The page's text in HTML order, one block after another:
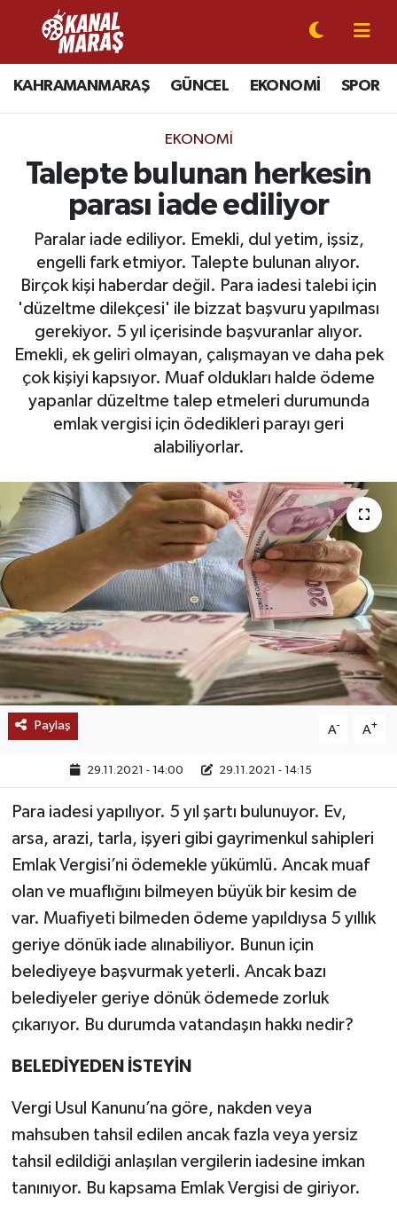
KAHRAMANMARAŞ GÜNCEL EKONOMİ SPOR
EKONOMI
Talepte bulunan herkesin
parası iade ediliyor
Paralar iade ediliyor. Emekli, dul yetim, işsiz,
engelli fark etmiyor. Talepte bulunan alıyor.
Birçok kişi haberdar değil. Para iadesi talebi için
'düzeltme dilekçesi' ile bizzat başvuru yapılması
gerekiyor. 5 yıl içerisinde başvuranlar alıyor.
Emekli, ek geliri olmayan, çalışmayan ve daha pek
çok kişiyi kapsıyor. Muaf oldukları halde ödeme
yapanlar düzeltme talep etmeleri durumunda
emlak vergisi için ödedikleri parayı geri
alabiliyorlar.
Paylaş A- A+
29.11.2021 - 14:00 29.11.2021 - 14:15
Para iadesi yapılıyor. 5 yıl şartı bulunuyor. Ev,
arsa, arazi, tarla, işyeri gibi gayrimenkul sahipleri
Emlak Vergisi’ni ödemekle yükümlü. Ancak muaf
olan ve muaflığını bilmeyen büyük bir kesim de
var. Muafiyeti bilmeden ödeme yapıldıysa 5 yıllık
geriye dönük iade alınabiliyor. Bunun için
belediyeye başvurmak yeterli. Ancak bazı
belediyeler geriye dönük ödemede zorluk
çıkarıyor. Bu durumda vatandaşın hakkı nedir?
BELEDİYEDEN İSTEYİN
Vergi Usul Kanunu’na göre, nakden veya
mahsuben tahsil edilen ancak fazla veya yersiz
tahsil edildiği anlaşılan vergilerin iadesine imkan
tanınıyor. Bu kapsama Emlak Vergisi de giriyor.
CANLI YAYIN
KAHRAMANMARAŞ
SPOR
SİYASET
EKONOMİ
GÜNDEM
MAGAZİN
SAĞLIK
BÖLGE
KEŞFET
POPÜLER
DÜNYA
TREND
OTOMOTİV
TEKNOLOJİ
KÜLTÜR SANAT
Kahramanmaraş Nöbetçi Eczaneler
Kahramanmaraş Hava Durumu
Kahramanmaraş Trafik Yoğunluk Haritası
Süper Lig Puan Durumu ve Fikstür
Tüm Manşetler
Son Dakika Haberleri
Haber Arşivi